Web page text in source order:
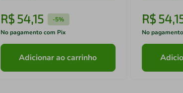
R$ 54,15 -5%
No pagamento com Pix
Adicionar ao carrinho
R$ 54,
No